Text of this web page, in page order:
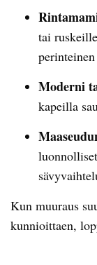
tai
Moderni
kapeilla
Kun muuraus
kunnioittaen,